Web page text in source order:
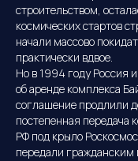
строительством,
космических стартов
начали массово
практически вдвое.
Но в 1994 году Россия
об аренде комплекса
соглашение продлили
постепенная передача
РФ под крыло
передали
Организатор
и корпоративных
Байконур.
туризма для
Мира
«Космос» — это
Мы будем вместе
и двигаться